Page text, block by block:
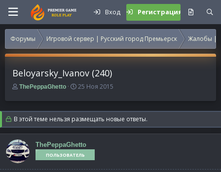
Вход Регистрация
Форумы Игровой сервер | Русский город Премьерск Жалобы |
Beloyarsky_Ivanov (240)
А
т
о
р
т
е
м
ы
ThePeppaGhetto
Д
т
а
н
а
а
л
25 Ноя 2015
В этой теме нельзя размещать новые ответы.
ThePeppaGhetto
ПОЛЬЗОВАТЕЛЬ